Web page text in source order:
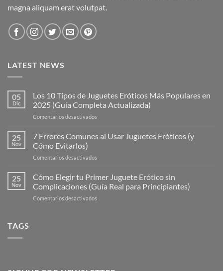
magna aliquam erat volutpat.
LATEST NEWS
05
Dic
Los 10 Tipos de Juguetes Eróticos Más Populares en
2025 (Guía Completa Actualizada)
Comentarios desactivados
Más
Populares
25
Nov
7 Errores Comunes al Usar Juguetes Eróticos (y
Cómo Evitarlos)
Comentarios desactivados
Errores
Comunes
al
25
Nov
Cómo Elegir tu Primer Juguete Erótico sin
Complicaciones (Guía Real para Principiantes)
Comentarios desactivados
TAGS